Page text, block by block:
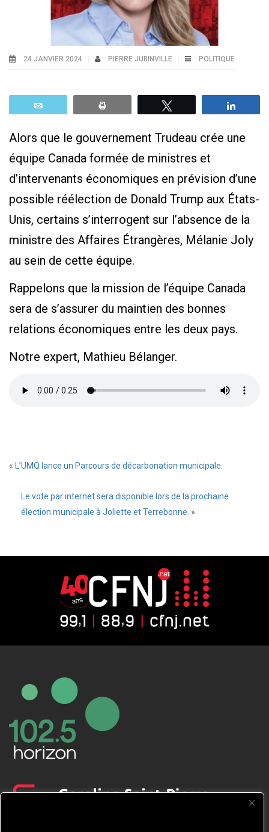
24 JANVIER 2024 PIERRE JUBINVILLE POLITIQUE
Alors que le gouvernement Trudeau crée une
équipe Canada formée de ministres et
d’intervenants économiques en prévision d’une
possible réélection de Donald Trump aux États-
Unis, certains s’interrogent sur l’absence de la
ministre des Affaires Étrangères, Mélanie Joly
au sein de cette équipe.
Rappelons que la mission de l’équipe Canada
sera de s’assurer du maintien des bonnes
relations économiques entre les deux pays.
Notre expert, Mathieu Bélanger.
« L’UMQ lance un Parcours de décarbonation municipale.
Le vote par internet sera disponible lors de la prochaine
élection municipale à Joliette et Terrebonne. »